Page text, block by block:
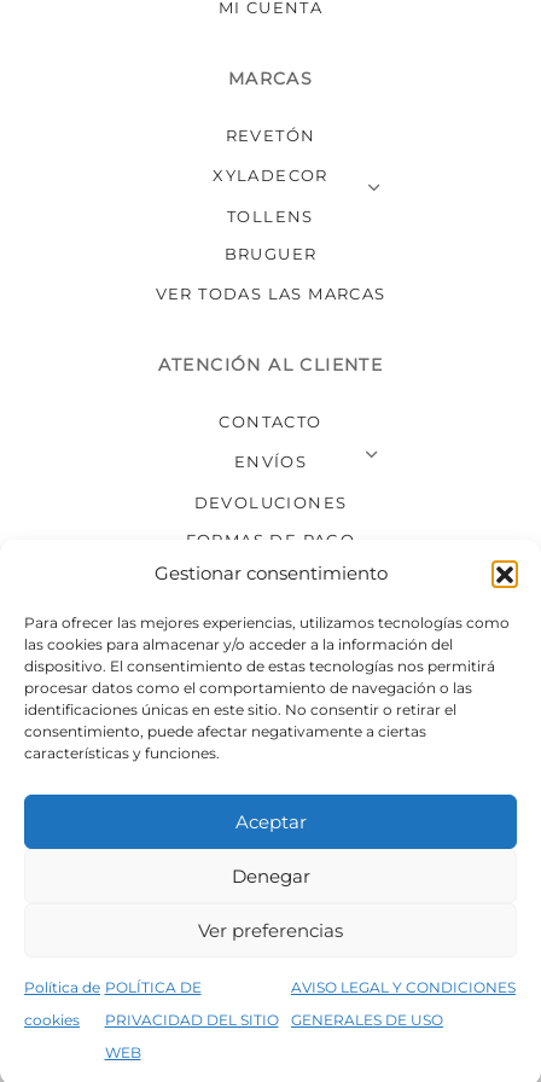
Gestionar consentimiento
Para ofrecer las mejores experiencias, utilizamos tecnologías como
las cookies para almacenar y/o acceder a la información del
dispositivo. El consentimiento de estas tecnologías nos permitirá
procesar datos como el comportamiento de navegación o las
identificaciones únicas en este sitio. No consentir o retirar el
consentimiento, puede afectar negativamente a ciertas
características y funciones.
Aceptar
Denegar
Ver preferencias
Política de
cookies
POLÍTICA DE
PRIVACIDAD DEL SITIO
WEB
AVISO LEGAL Y CONDICIONES
GENERALES DE USO
5% de descuento en tu primera compra, utiliza el código PRIMERACOMPRA
MI CUENTA
MARCAS
REVETÓN
XYLADECOR
TOLLENS
BRUGUER
VER TODAS LAS MARCAS
ATENCIÓN AL CLIENTE
CONTACTO
ENVÍOS
DEVOLUCIONES
FORMAS DE PAGO
SÍGUENOS
Condiciones generales de venta
Política de privacidad del sitio web
©2026 Decopintur- todos los derechos